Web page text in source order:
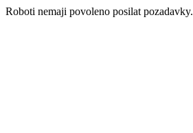
Roboti nemaji povoleno posilat pozadavky.